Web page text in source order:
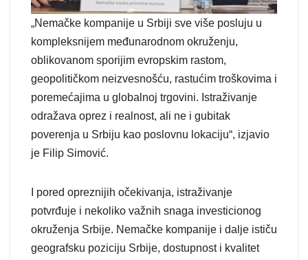
„Nemačke kompanije u Srbiji sve više posluju u
kompleksnijem međunarodnom okruženju,
oblikovanom sporijim evropskim rastom,
geopolitičkom neizvesnošću, rastućim troškovima i
poremećajima u globalnoj trgovini. Istraživanje
odražava oprez i realnost, ali ne i gubitak
poverenja u Srbiju kao poslovnu lokaciju“, izjavio
je Filip Simović.
I pored opreznijih očekivanja, istraživanje
potvrđuje i nekoliko važnih snaga investicionog
okruženja Srbije. Nemačke kompanije i dalje ističu
geografsku poziciju Srbije, dostupnost i kvalitet